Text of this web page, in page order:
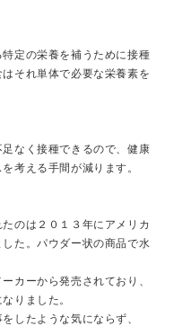
定の栄養を補うために接種
それ単体で必要な栄養素を
なく接種できるので、健康
考える手間が減ります。
のは２０１３年にアメリカ
た。パウダー状の商品で水
カーから発売されており、
りました。
したような気にならず、